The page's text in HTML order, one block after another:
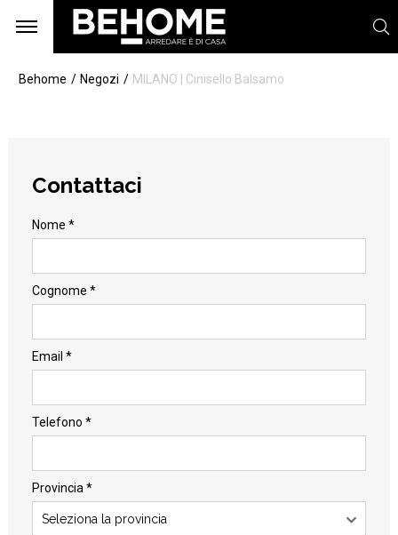
Behome Negozi MILANO | Cinisello Balsamo
Contattaci
Nome *
Cognome *
Email *
Telefono *
Provincia *
Seleziona la provincia